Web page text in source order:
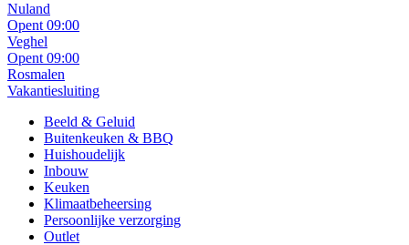
Nuland
Opent 09:00
Veghel
Opent 09:00
Rosmalen
Vakantiesluiting
Beeld & Geluid
Buitenkeuken & BBQ
Huishoudelijk
Inbouw
Keuken
Klimaatbeheersing
Persoonlijke verzorging
Outlet